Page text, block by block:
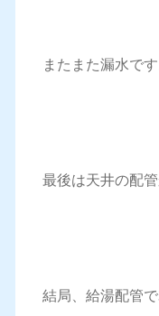
またまた漏水です
最後は天井の配
結局、給湯配管